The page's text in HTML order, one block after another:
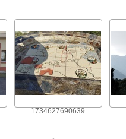
1734627690639